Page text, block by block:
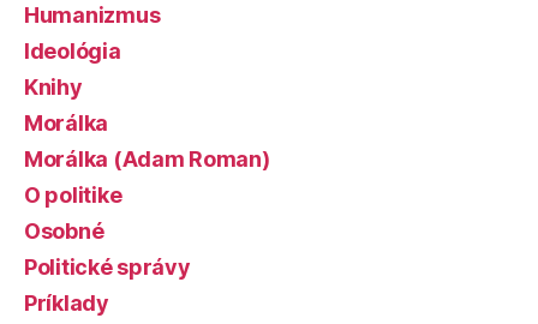
Humanizmus
Ideológia
Knihy
Morálka
Morálka (Adam Roman)
O politike
Osobné
Politické správy
Príklady